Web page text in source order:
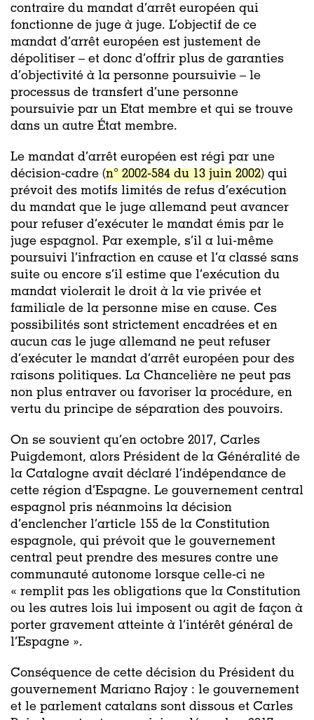
contraire du mandat d’arrêt européen qui
fonctionne de juge à juge. L’objectif de ce
mandat d’arrêt européen est justement de
dépolitiser – et donc d’offrir plus de garanties
d’objectivité à la personne poursuivie – le
processus de transfert d’une personne
poursuivie par un Etat membre et qui se trouve
dans un autre État membre.
Le mandat d’arrêt européen est régi par une
décision-cadre (n° 2002-584 du 13 juin 2002) qui
prévoit des motifs limités de refus d’exécution
du mandat que le juge allemand peut avancer
pour refuser d’exécuter le mandat émis par le
juge espagnol. Par exemple, s’il a lui-même
poursuivi l’infraction en cause et l’a classé sans
suite ou encore s’il estime que l’exécution du
mandat violerait le droit à la vie privée et
familiale de la personne mise en cause. Ces
possibilités sont strictement encadrées et en
aucun cas le juge allemand ne peut refuser
d’exécuter le mandat d’arrêt européen pour des
raisons politiques. La Chancelière ne peut pas
non plus entraver ou favoriser la procédure, en
vertu du principe de séparation des pouvoirs.
On se souvient qu’en octobre 2017, Carles
Puigdemont, alors Président de la Généralité de
la Catalogne avait déclaré l’indépendance de
cette région d’Espagne. Le gouvernement central
espagnol pris néanmoins la décision
d’enclencher l’article 155 de la Constitution
espagnole, qui prévoit que le gouvernement
central peut prendre des mesures contre une
communauté autonome lorsque celle-ci ne
« remplit pas les obligations que la Constitution
ou les autres lois lui imposent ou agit de façon à
porter gravement atteinte à l’intérêt général de
l’Espagne ».
Conséquence de cette décision du Président du
gouvernement Mariano Rajoy : le gouvernement
et le parlement catalans sont dissous et Carles